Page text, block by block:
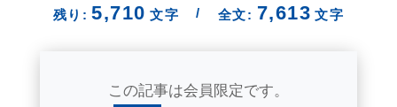
残り: 5,710 文字 / 全文: 7,613 文字
この記事は会員限定です。